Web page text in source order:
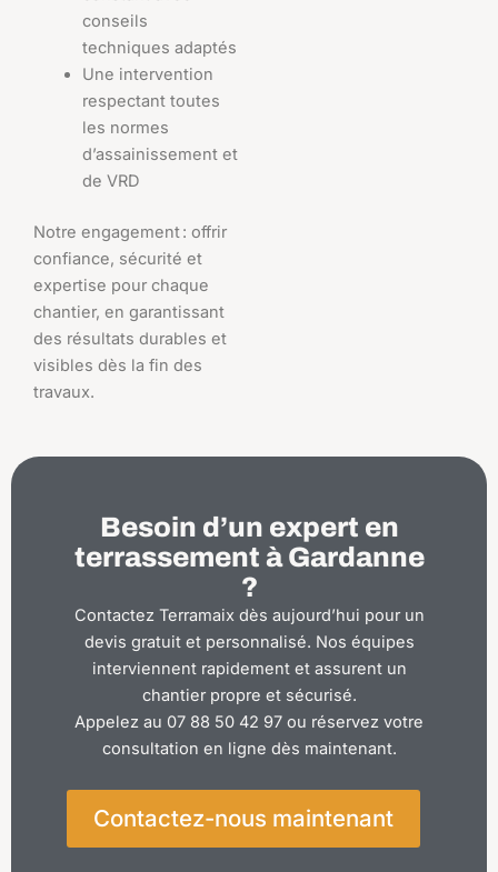
conseils
techniques adaptés
Une intervention
respectant toutes
les normes
d’assainissement et
de VRD
Notre engagement : offrir
confiance, sécurité et
expertise pour chaque
chantier, en garantissant
des résultats durables et
visibles dès la fin des
travaux.
Besoin d’un expert en
terrassement à Gardanne
?
Contactez Terramaix dès aujourd’hui pour un
devis gratuit et personnalisé. Nos équipes
interviennent rapidement et assurent un
chantier propre et sécurisé.
Appelez au 07 88 50 42 97 ou réservez votre
consultation en ligne dès maintenant.
Contactez-nous maintenant